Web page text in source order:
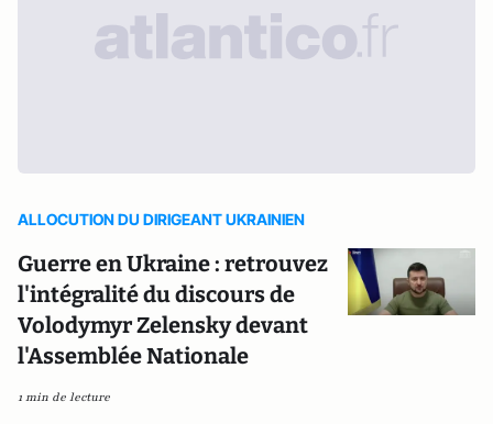
ALLOCUTION DU DIRIGEANT UKRAINIEN
Guerre en Ukraine : retrouvez
l'intégralité du discours de
Volodymyr Zelensky devant
l'Assemblée Nationale
1 min de lecture